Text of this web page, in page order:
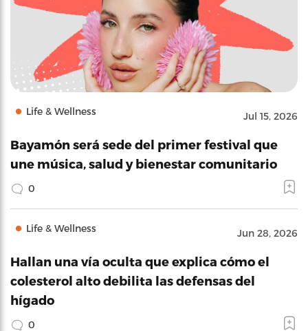
Life & Wellness Jul 15, 2026
Bayamón será sede del primer festival que
une música, salud y bienestar comunitario
0
Life & Wellness Jun 28, 2026
Hallan una vía oculta que explica cómo el
colesterol alto debilita las defensas del
hígado
0